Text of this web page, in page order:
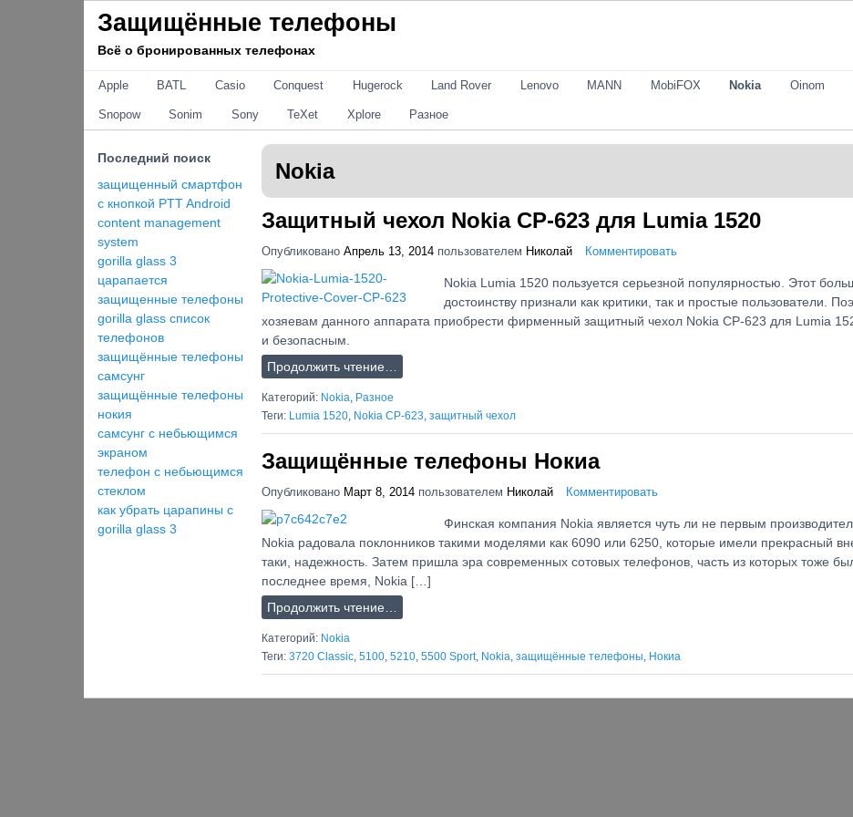
Защищённые телефоны
Всё о бронированных телефонах
Не найден (-а, -о)
Apple BATL Casio Conquest Hugerock Land Rover Lenovo MANN MobiFOX Nokia Oinom
Snopow Sonim Sony TeXet Xplore Разное
Nokia
Защитный чехол Nokia CP-623 для Lumia 1520
Опубликовано Апрель 13, 2014 пользователем Николай Комментировать
Nokia Lumia 1520 пользуется серьезной популярностью. Этот
достоинству признали как критики, так и простые пользователи.
хозяевам данного аппарата приобрести фирменный защитный чехол Nokia CP-623 для Lumia
и безопасным.
Продолжить чтение…
Категорий: Nokia
Разное
Теги: Lumia 1520, Nokia CP-623, защитный чехол
Защищённые телефоны Нокиа
Опубликовано Март 8, 2014 пользователем Николай Комментировать
Финская компания Nokia является чуть ли не первым
Nokia радовала поклонников такими моделями как 6090 или 6250, которые имели прекрасный
таки, надежность. Затем пришла эра современных сотовых телефонов, часть из которых тоже
последнее время, Nokia […]
Продолжить чтение…
Категорий: Nokia
Теги: 3720 Classic 5100 5210 5500 Sport, Nokia защищённые телефоны Нокиа
Последний поиск
защищенный смартфон
с кнопкой PTT Android
content management
system
gorilla glass 3
царапается
защищенные телефоны
gorilla glass список
телефонов
защищённые телефоны
самсунг
защищённые телефоны
нокия
самсунг с небьющимся
экраном
телефон с небьющимся
стеклом
как убрать царапины с
gorilla glass 3